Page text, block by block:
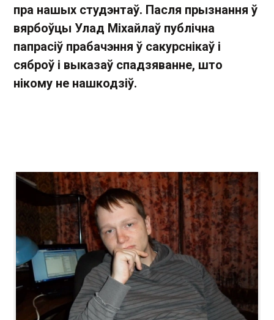
пра нашых студэнтаў. Пасля прызнання ў
вярбоўцы Улад Міхайлаў публічна
папрасіў прабачэння ў сакурснікаў і
сяброў і выказаў спадзяванне, што
нікому не нашкодзіў.